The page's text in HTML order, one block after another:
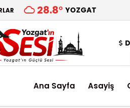
28.8° YOZGAT
Ana Sayfa Asayiş